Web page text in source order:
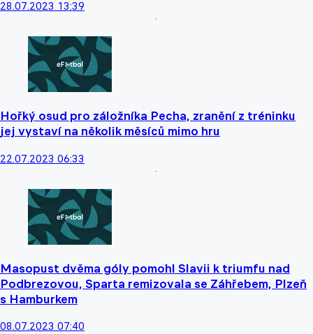
28.07.2023 13:39
Hořký osud pro záložníka Pecha, zranění z tréninku
jej vystaví na několik měsíců mimo hru
22.07.2023 06:33
Masopust dvěma góly pomohl Slavii k triumfu nad
Podbrezovou, Sparta remizovala se Záhřebem, Plzeň
s Hamburkem
08.07.2023 07:40